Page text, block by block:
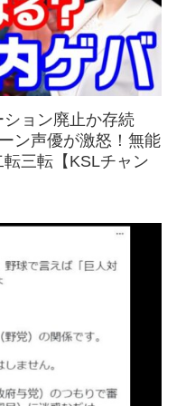
ション廃止か存続
ン声優が激怒！無能
三転【KSLチャン